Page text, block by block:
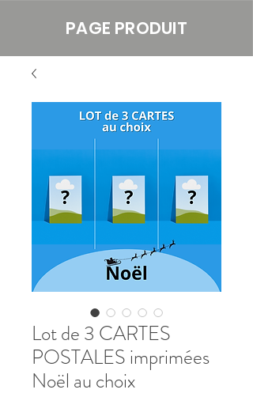
PAGE PRODUIT
Lot de 3 CARTES
POSTALES imprimées
Noël au choix